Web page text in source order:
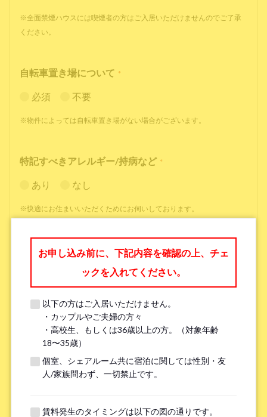
※全面禁煙ハウスには喫煙者の方はご入居いただけませんのでご了承
ください。
自転車置き場について *
必須 不要
※物件によっては自転車置き場がない場合がございます。
特記すべきアレルギー/持病など *
あり なし
※快適にお住まいいただくためにお伺いしております。
*
勤務先名、学校名 *
※無職の方は無しとご記入ください
提携機関 ※以下の提携機関に所属されている方はお選び下さい。
お申し込み前に、下記内容を確認の上、チェ
ックを入れてください。
以下の方はご入居いただけません。
・カップルやご夫婦の方々
・高校生、もしくは36歳以上の方。（対象年齢
18〜35歳）
個室、シェアルーム共に宿泊に関しては性別・友
人/家族問わず、一切禁止です。
賃料発生のタイミングは以下の図の通りです。